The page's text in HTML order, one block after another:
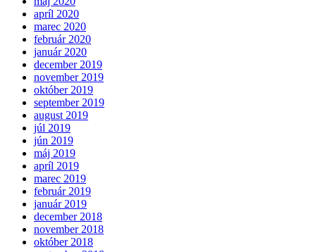
apríl 2020
marec 2020
február 2020
január 2020
december 2019
november 2019
október 2019
september 2019
august 2019
júl 2019
jún 2019
máj 2019
apríl 2019
marec 2019
február 2019
január 2019
december 2018
november 2018
október 2018